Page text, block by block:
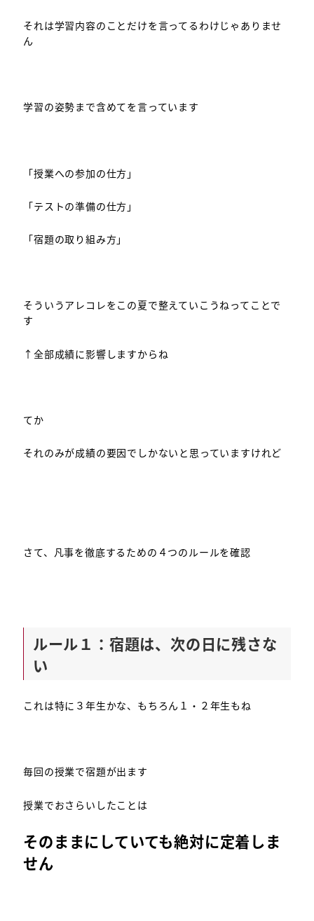
それは学習内容のことだけを言ってるわけじゃありませ
ん
学習の姿勢まで含めてを言っています
「授業への参加の仕方」
「テストの準備の仕方」
「宿題の取り組み方」
そういうアレコレをこの夏で整えていこうねってことで
す
↑全部成績に影響しますからね
てか
それのみが成績の要因でしかないと思っていますけれど
さて、凡事を徹底するための４つのルールを確認
ルール１：宿題は、次の日に残さな
い
これは特に３年生かな、もちろん１・２年生もね
毎回の授業で宿題が出ます
授業でおさらいしたことは
そのままにしていても絶対に定着しま
せん